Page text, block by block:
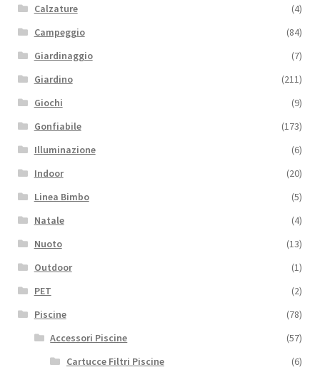
Calzature
(4)
Campeggio
(84)
Giardinaggio
(7)
Giardino
(211)
Giochi
(9)
Gonfiabile
(173)
Illuminazione
(6)
Indoor
(20)
Linea Bimbo
(5)
Natale
(4)
Nuoto
(13)
Outdoor
(1)
PET
(2)
Piscine
(78)
Accessori Piscine
(57)
Cartucce Filtri Piscine
(6)